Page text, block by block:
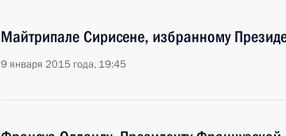
Майтрипале Сирисене, избранному
9 января 2015 года, 19:45